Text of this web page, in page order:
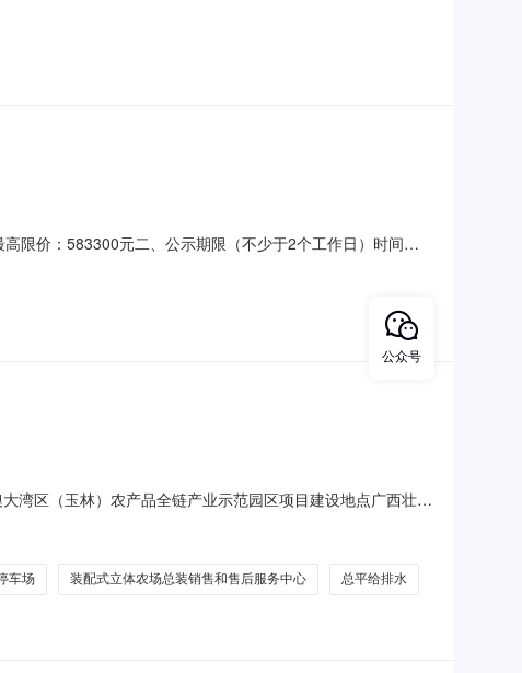
限价：583300元二、公示期限（不少于2个工作日）时间：
：谢昌友联系方式：0851-88663982五、附件
湾区（玉林）农产品全链产业示范园区项目建设地点广西壮族
类管理名录》中应当填报环境影响登记表的建设项目，属
车场 装配式立体农场总装销售和售后服务中心 总平给排水
公众号